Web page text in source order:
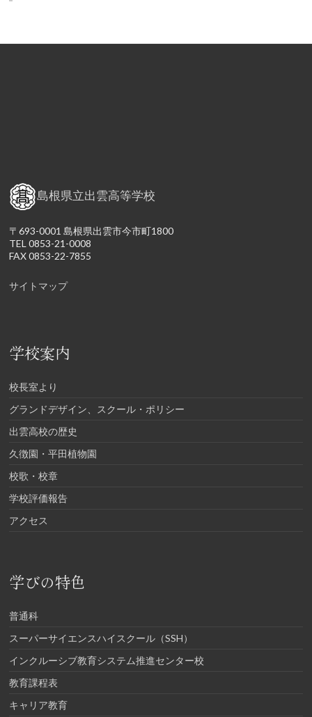
島根県立出雲高等学校
〒693-0001 島根県出雲市今市町1800
TEL 0853-21-0008
FAX 0853-22-7855
サイトマップ
学校案内
校長室より
グランドデザイン、スクール・ポリシー
出雲高校の歴史
久徴園・平田植物園
校歌・校章
学校評価報告
アクセス
学びの特色
普通科
スーパーサイエンスハイスクール（SSH）
インクルーシブ教育システム推進センター校
教育課程表
キャリア教育